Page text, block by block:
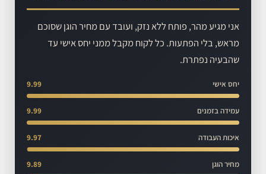
אני מגיע מהר, פותח ללא נזק, ועובד עם מחיר הוגן שסוכם
מראש, בלי הפתעות. כל לקוח מקבל ממני יחס אישי עד
שהבעיה נפתרת.
יחס אישי 9.99
עמידה בזמנים 9.99
איכות העבודה 9.97
מחיר הוגן 9.89